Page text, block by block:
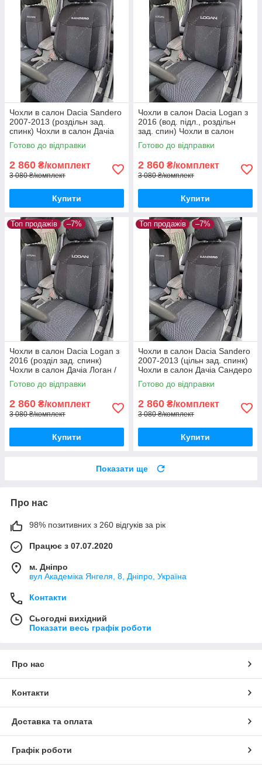
Чохли в салон Dacia Sandero
2007-2013 (роздільн зад.
спинк) Чохли в салон Дачіа
Сандеро до 2013 / авто
чохли Dacia Sandero
Готово до відправки
2 860 ₴/комплект
3 080 ₴/комплект
Купити
Чохли в салон Dacia Logan з
2016 (вод. підл., роздільн
зад. спин) Чохли в салон
Дачіа Логан / авто чохли
Dacia Logan
Готово до відправки
2 860 ₴/комплект
3 080 ₴/комплект
Купити
Топ продажів –7%
Чохли в салон Dacia Logan з
2016 (розділ зад. спинк)
Чохли в салон Дачіа Логан /
авто чохли Dacia Logan
Готово до відправки
2 860 ₴/комплект
3 080 ₴/комплект
Купити
Топ продажів –7%
Чохли в салон Dacia Sandero
2007-2013 (цільн зад. спинк)
Чохли в салон Дачіа Сандеро
до 2013 / авто чохли Dacia
Sandero
Готово до відправки
2 860 ₴/комплект
3 080 ₴/комплект
Купити
Показати ще
Про нас
98% позитивних з 260 відгуків за рік
Працює з 07.07.2020
м. Дніпро
вул Академіка Янгеля, 8, Дніпро, Україна
Контакти
Сьогодні вихідний
Показати весь графік роботи
Про нас
Контакти
Доставка та оплата
Графік роботи